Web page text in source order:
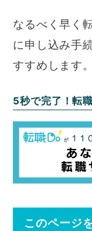
なるべく早く
に申し込み手
すすめします。
5秒で完了！転
このページ